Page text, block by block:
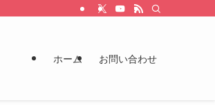
ホーム お問い合わせ